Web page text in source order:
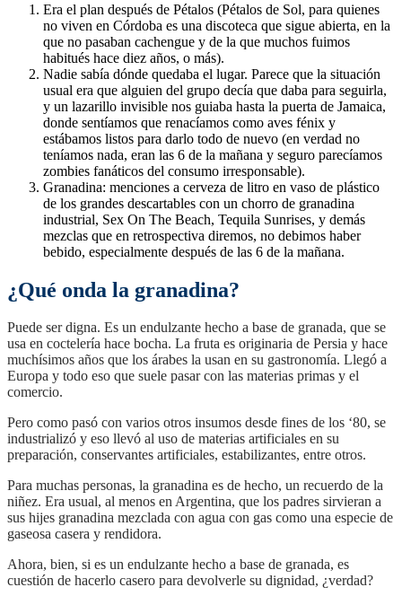
Era el plan después de Pétalos (Pétalos de Sol, para quienes
no viven en Córdoba es una discoteca que sigue abierta, en la
que no pasaban cachengue y de la que muchos fuimos
habitués hace diez años, o más).
Nadie sabía dónde quedaba el lugar. Parece que la situación
usual era que alguien del grupo decía que daba para seguirla,
y un lazarillo invisible nos guiaba hasta la puerta de Jamaica,
donde sentíamos que renacíamos como aves fénix y
estábamos listos para darlo todo de nuevo (en verdad no
teníamos nada, eran las 6 de la mañana y seguro parecíamos
zombies fanáticos del consumo irresponsable).
Granadina: menciones a cerveza de litro en vaso de plástico
de los grandes descartables con un chorro de granadina
industrial, Sex On The Beach, Tequila Sunrises, y demás
mezclas que en retrospectiva diremos, no debimos haber
bebido, especialmente después de las 6 de la mañana.
¿Qué onda la granadina?
Puede ser digna. Es un endulzante hecho a base de granada, que se
usa en coctelería hace bocha. La fruta es originaria de Persia y hace
muchísimos años que los árabes la usan en su gastronomía. Llegó a
Europa y todo eso que suele pasar con las materias primas y el
comercio.
Pero como pasó con varios otros insumos desde fines de los ‘80, se
industrializó y eso llevó al uso de materias artificiales en su
preparación, conservantes artificiales, estabilizantes, entre otros.
Para muchas personas, la granadina es de hecho, un recuerdo de la
niñez. Era usual, al menos en Argentina, que los padres sirvieran a
sus hijes granadina mezclada con agua con gas como una especie de
gaseosa casera y rendidora.
Ahora, bien, si es un endulzante hecho a base de granada, es
cuestión de hacerlo casero para devolverle su dignidad, ¿verdad?